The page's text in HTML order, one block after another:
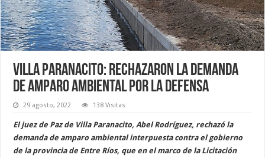
Villa Paranacito: Rechazaron la demanda
de amparo ambiental por la defensa
29 agosto, 2022 138 Visitas
El juez de Paz de Villa Paranacito, Abel Rodríguez, rechazó la
demanda de amparo ambiental interpuesta contra el gobierno
de la provincia de Entre Ríos, que en el marco de la Licitación